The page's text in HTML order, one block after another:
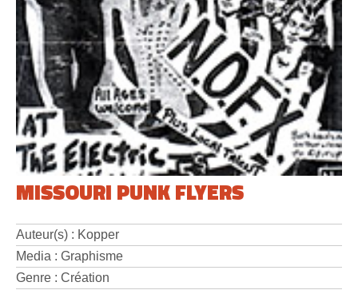
MISSOURI PUNK FLYERS
Auteur(s) : Kopper
Media : Graphisme
Genre : Création